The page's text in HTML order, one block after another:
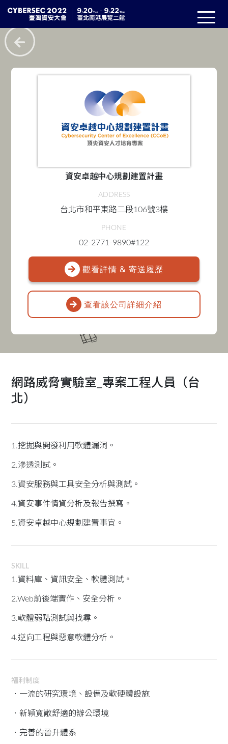
資安卓越中心規劃建置計畫
ADDRESS
台北市和平東路二段106號3樓
PHONE
02-2771-9890#122
觀看詳情 & 寄送履歷
查看該公司詳細介紹
網路威脅實驗室_專案工程人員（台
北）
1.挖掘與開發利用軟體漏洞。
2.滲透測試。
3.資安服務與工具安全分析與測試。
4.資安事件情資分析及報告撰寫。
5.資安卓越中心規劃建置事宜。
SKILL
1.資料庫、資訊安全、軟體測試。
2.Web前後端實作、安全分析。
3.軟體弱點測試與找尋。
4.逆向工程與惡意軟體分析。
福利制度
．一流的研究環境、設備及軟硬體設施
．新穎寬敞舒適的辦公環境
．完善的晉升體系